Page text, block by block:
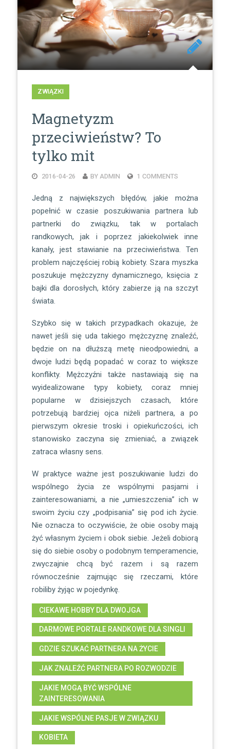
ZWIĄZKI
Magnetyzm
przeciwieństw? To
tylko mit
2016-04-26 BY ADMIN 1 COMMENTS
Jedną z największych błędów, jakie można
popełnić w czasie poszukiwania partnera lub
partnerki do związku, tak w portalach
randkowych, jak i poprzez jakiekolwiek inne
kanały, jest stawianie na przeciwieństwa. Ten
problem najczęściej robią kobiety. Szara myszka
poszukuje mężczyzny dynamicznego, księcia z
bajki dla dorosłych, który zabierze ją na szczyt
świata.
Szybko się w takich przypadkach okazuje, że
nawet jeśli się uda takiego mężczyznę znaleźć,
będzie on na dłuższą metę nieodpowiedni, a
dwoje ludzi będą popadać w coraz to większe
konflikty. Mężczyźni także nastawiają się na
wyidealizowane typy kobiety, coraz mniej
popularne w dzisiejszych czasach, które
potrzebują bardziej ojca niżeli partnera, a po
pierwszym okresie troski i opiekuńczości, ich
stanowisko zaczyna się zmieniać, a związek
zatraca własny sens.
W praktyce ważne jest poszukiwanie ludzi do
wspólnego życia ze wspólnymi pasjami i
zainteresowaniami, a nie „umieszczenia” ich w
swoim życiu czy „podpisania” się pod ich życie.
Nie oznacza to oczywiście, że obie osoby mają
żyć własnym życiem i obok siebie. Jeżeli dobiorą
się do siebie osoby o podobnym temperamencie,
zwyczajnie chcą być razem i są razem
równocześnie zajmując się rzeczami, które
robiliby żyjąc w pojedynkę.
CIEKAWE HOBBY DLA DWOJGA
DARMOWE PORTALE RANDKOWE DLA SINGLI
GDZIE SZUKAĆ PARTNERA NA ŻYCIE
JAK ZNALEŹĆ PARTNERA PO ROZWODZIE
JAKIE MOGĄ BYĆ WSPÓLNE
ZAINTERESOWANIA
JAKIE WSPÓLNE PASJE W ZWIĄZKU
KOBIETA